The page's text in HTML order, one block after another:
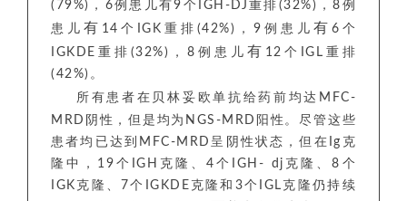
(79%)， 6例患儿有9个IGH-DJ重排(32%)，8 例
患儿 有 14个IGK重排(42%)，9例患儿 有 6个
IGKDE重排(32%)，8例患儿 有 12个IGL重排
(42%)。
所有患者在 贝林妥欧单抗 给药前均达 MFC-
MRD阴性，但是均为NGS-MRD阳性。 尽管这些
患者均已达到MFC-MRD呈阴性状态，但 在Ig克
隆中，19个IGH克隆、4个IGH- dj克隆、8个
IGK克隆、7个IGKDE克隆和3个IGL克隆仍持续